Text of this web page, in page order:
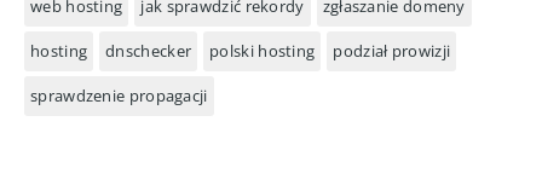
web hosting jak sprawdzić rekordy zgłaszanie domeny
hosting dnschecker polski hosting podział prowizji
sprawdzenie propagacji